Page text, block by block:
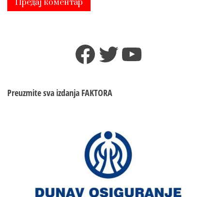
Facebook
TwitterYouTube
Preuzmite sva izdanja FAKTORA